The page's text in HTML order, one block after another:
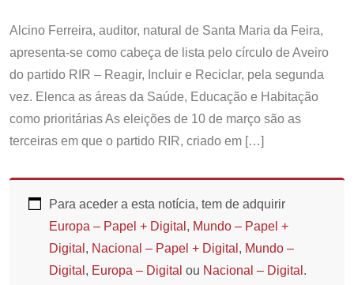
Alcino Ferreira, auditor, natural de Santa Maria da Feira,
apresenta-se como cabeça de lista pelo círculo de Aveiro
do partido RIR – Reagir, Incluir e Reciclar, pela segunda
vez. Elenca as áreas da Saúde, Educação e Habitação
como prioritárias As eleições de 10 de março são as
terceiras em que o partido RIR, criado em […]
Para aceder a esta notícia, tem de adquirir
Europa – Papel + Digital , Mundo – Papel +
Digital , Nacional – Papel + Digital , Mundo –
Digital , Europa – Digital ou Nacional – Digital .